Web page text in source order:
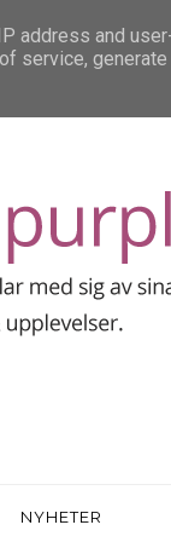
NYHETER
address and
service, generate